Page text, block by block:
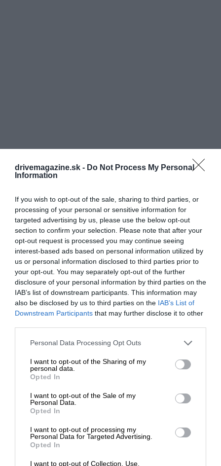
drivemagazine.sk - Do Not Process My Personal
Information
If you wish to opt-out of the sale, sharing to third parties, or
processing of your personal or sensitive information for
targeted advertising by us, please use the below opt-out
section to confirm your selection. Please note that after your
opt-out request is processed you may continue seeing
interest-based ads based on personal information utilized by
us or personal information disclosed to third parties prior to
your opt-out. You may separately opt-out of the further
disclosure of your personal information by third parties on the
IAB’s list of downstream participants. This information may
also be disclosed by us to third parties on the IAB’s List of
Downstream Participants that may further disclose it to other
Please note that this website/app uses one or more Google
not limited to your visit or usage behaviour. You may click to
grant or deny consent to Google and its third-party tags to
use your data for below specified purposes in below Google
consent section.
Personal Data Processing Opt Outs
I want to opt-out of the Sharing of my
personal data.
Opted In
I want to opt-out of the Sale of my
Personal Data.
Opted In
I want to opt-out of processing my
Personal Data for Targeted Advertising.
Opted In
I want to opt-out of Collection, Use,
Vyrába sa predovšetkým z varených ustríc (ustrice,
voda a soľ) s prídavkom cukru, kukuričného škrobu,
múky a často glutamanu sodného. Je dôležité
zdôrazniť, že v obchodoch sa predáva aj ustricová
omáčka a omáčka s príchuťou ustríc, ale nie je to to
isté: tá druhá sa nevyrába zo skutočných ustríc, ale z
ich výťažkov, preto pri nákupe vždy skontrolujte
AKO CHUTÍ?